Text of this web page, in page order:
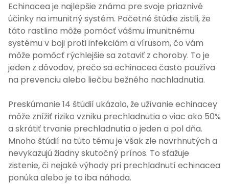
Echinacea je najlepšie známa pre svoje priaznivé
účinky na imunitný systém. Početné štúdie zistili, že
táto rastlina môže pomôcť vášmu imunitnému
systému v boji proti infekciám a vírusom, čo vám
môže pomôcť rýchlejšie sa zotaviť z choroby. To je
jeden z dôvodov, prečo sa echinacea často používa
na prevenciu alebo liečbu bežného nachladnutia.
Preskúmanie 14 štúdií ukázalo, že užívanie echinacey
môže znížiť riziko vzniku prechladnutia o viac ako 50%
a skrátiť trvanie prechladnutia o jeden a pol dňa.
Mnoho štúdií na túto tému je však zle navrhnutých a
nevykazujú žiadny skutočný prínos. To sťažuje
zistenie, či nejaké výhody pri prechladnutí echinacea
ponúka alebo je to iba náhoda.